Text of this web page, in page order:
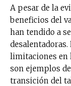
A pesar de la
beneficios del
han tendido a
limitaciones en
son ejemplos
transición del